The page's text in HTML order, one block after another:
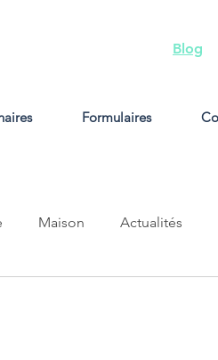
Blog
Formulaires
Maison Actualités